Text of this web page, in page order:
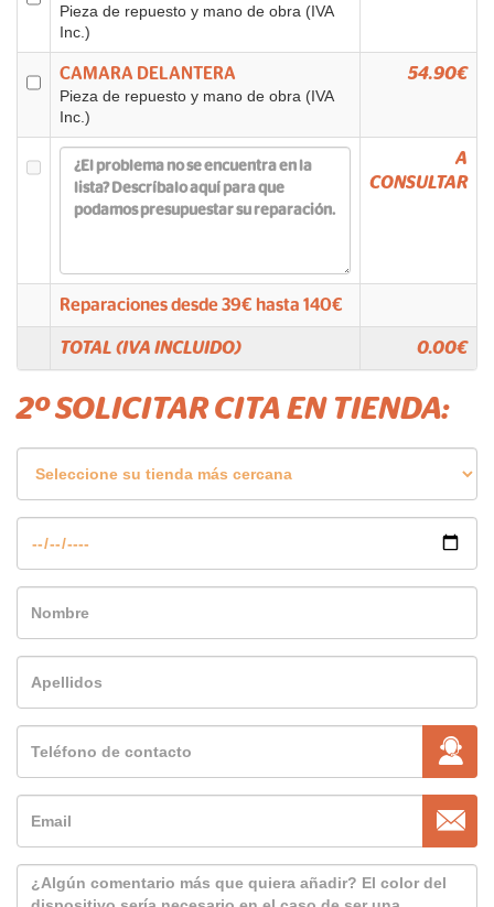
Pieza de repuesto y mano de obra (IVA
Inc.)
CAMARA DELANTERA
Pieza de repuesto y mano de obra (IVA
Inc.)
54.90€
A
CONSULTAR
Reparaciones desde39€ hasta 140€
TOTAL (IVA INCLUIDO) 0.00€
2º SOLICITAR CITA EN TIENDA: